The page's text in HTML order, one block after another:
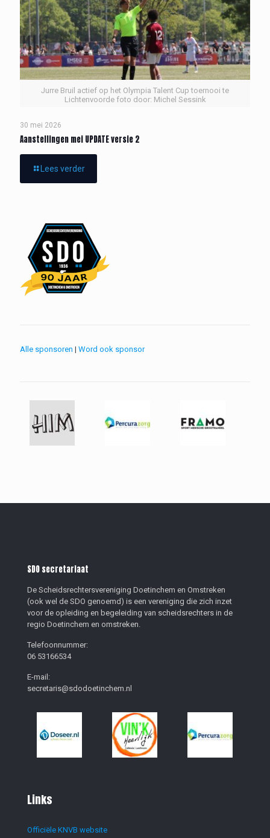
Jurre Bruil actief op het Olympia Talent Cup toernooi te
Lichtenvoorde foto door: Michel Sessink
30 mei 2026
Aanstellingen mei UPDATE versie 2
Lees verder
Alle sponsoren | Word ook sponsor
SDO secretariaat
De Scheidsrechtersvereniging Doetinchem en Omstreken
(ook wel de SDO genoemd) is een vereniging die zich inzet
voor de opleiding en begeleiding van scheidsrechters in de
regio Doetinchem en omstreken.
Telefoonnummer:
06 53166534
E-mail:
secretaris@sdodoetinchem.nl
Links
Officiële KNVB website